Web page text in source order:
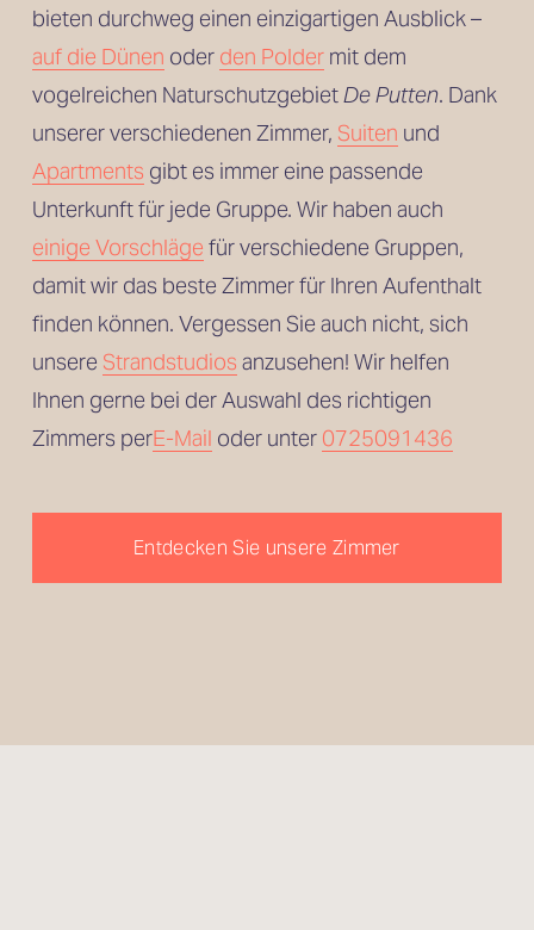
bieten durchweg einen einzigartigen Ausblick –
auf die Dünen oder den Polder mit dem
vogelreichen Naturschutzgebiet De Putten. Dank
unserer verschiedenen Zimmer, Suiten und
Apartments gibt es immer eine passende
einige Vorschläge für verschiedene Gruppen,
damit wir das beste Zimmer für Ihren Aufenthalt
finden können. Vergessen Sie auch nicht, sich
unsere Strandstudios anzusehen! Wir helfen
Ihnen gerne bei der Auswahl des richtigen
Zimmers perE-Mail oder unter 0725091436
Entdecken Sie unsere Zimmer